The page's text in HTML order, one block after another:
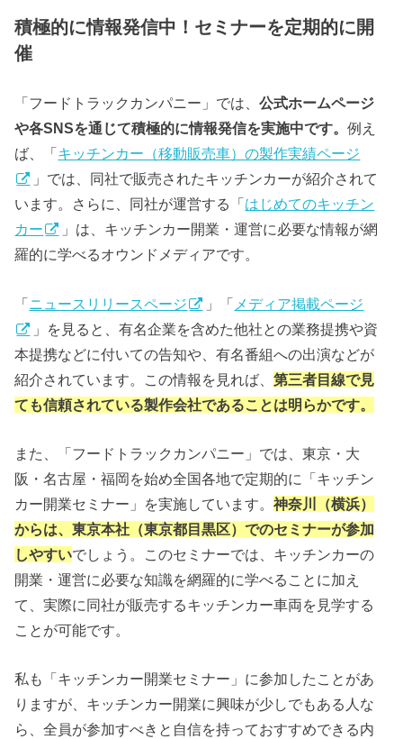
積極的に情報発信中！セミナーを定期的に開
催
「フードトラックカンパニー」では、公式ホームページ
や各SNSを通じて積極的に情報発信を実施中です。例え
ば、「キッチンカー（移動販売車）の製作実績ページ
」では、同社で販売されたキッチンカーが紹介されて
います。さらに、同社が運営する「はじめてのキッチン
カー
」は、キッチンカー開業・運営に必要な情報が網
羅的に学べるオウンドメディアです。
「 ニュースリリースページ 」「 メディア掲載ページ
」を見ると、有名企業を含めた他社との業務提携や資
本提携などに付いての告知や、有名番組への出演などが
紹介されています。この情報を見れば、第三者目線で見
ても信頼されている製作会社であることは明らかです。
また、「フードトラックカンパニー」では、東京・大
阪・名古屋・福岡を始め全国各地で定期的に「キッチン
カー開業セミナー」を実施しています。神奈川（横浜）
からは、東京本社（東京都目黒区）でのセミナーが参加
しやすいでしょう。このセミナーでは、キッチンカーの
開業・運営に必要な知識を網羅的に学べることに加え
て、実際に同社が販売するキッチンカー車両を見学する
ことが可能です。
私も「キッチンカー開業セミナー」に参加したことがあ
りますが、キッチンカー開業に興味が少しでもある人な
ら、全員が参加すべきと自信を持っておすすめできる内